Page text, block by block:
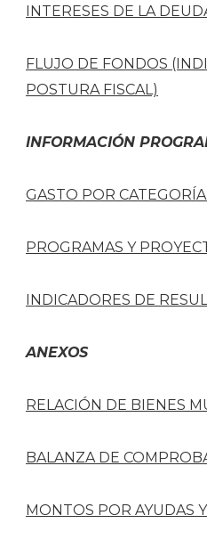
INTERESES DE LA
FLUJO DE FONDOS
POSTURA FISCAL)
INFORMACIÓN
GASTO POR
PROGRAMAS Y
INDICADORES DE
ANEXOS
RELACIÓN DE BIENES
BALANZA DE
MONTOS POR AYUDAS